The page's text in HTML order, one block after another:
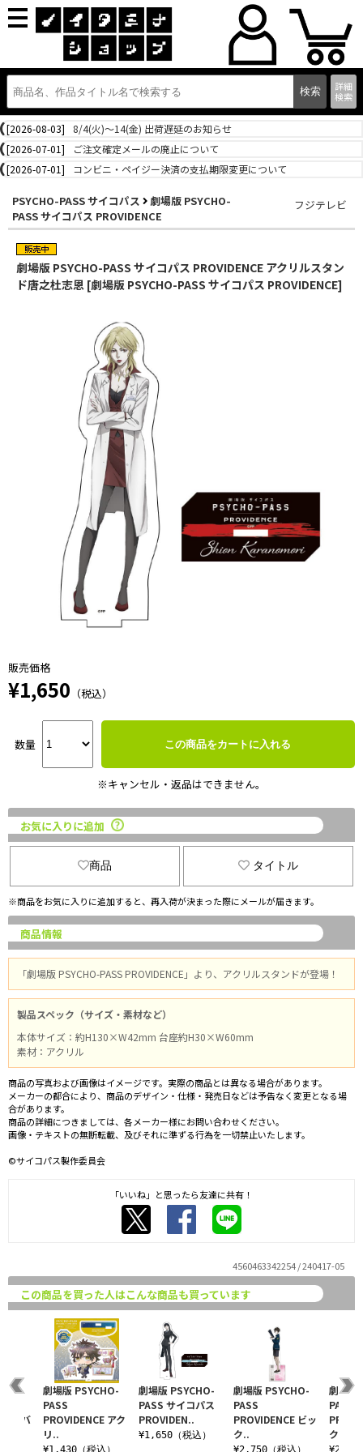
詳細
検索
[2026-08-03]
8/4(火)～14(金) 出荷遅延のお知らせ
[2026-07-01]
ご注文確定メールの廃止について
[2026-07-01]
コンビニ・ペイジー決済の支払期限変更について
PSYCHO-PASS サイコパス
劇場版 PSYCHO-
PASS サイコパス PROVIDENCE
フジテレビ
劇場版 PSYCHO-PASS サイコパス PROVIDENCE アクリルスタン
ド唐之杜志恩 [劇場版 PSYCHO-PASS サイコパス PROVIDENCE]
販売価格
¥1,650 （税込）
数量 この商品をカートに入れる
※キャンセル・返品はできません。
お気に入りに追加
商品 タイトル
※商品をお気に入りに追加すると、再入荷が決まった際にメールが届きます。
商品情報
「劇場版 PSYCHO-PASS PROVIDENCE」より、アクリルスタンドが登場！
製品スペック（サイズ・素材など）
本体サイズ：約H130×W42mm 台座約H30×W60mm
素材：アクリル
商品の写真および画像はイメージです。実際の商品とは異なる場合があります。
メーカーの都合により、商品のデザイン・仕様・発売日などは予告なく変更となる場
合があります。
商品の詳細につきましては、各メーカー様にお問い合わせください。
画像・テキストの無断転載、及びそれに準ずる行為を一切禁止いたします。
©サイコパス製作委員会
「いいね」と思ったら友達に共有！
4560463342254 / 240417-05
この商品を買った人はこんな商品も買っています
劇場版 PSYCHO-
PASS サイコパス
PROVIDEN..
¥1,650（税込）
劇場版 PSYCHO-
PASS
PROVIDENCE ビッ
ク..
¥2,750（税込）
劇場版
PASS
ク..
¥2,750
缶バ
劇場版 PSYCHO-
PASS
PROVIDENCE アク
リ..
¥1,430（税込）